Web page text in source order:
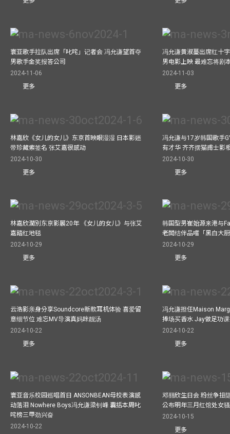
寰亚歌手拉队出席「叱咤」记者会 冯允谦望首夺
男歌手金奖报答公司
2024-11-06
更多
冯允谦黄淑蔓出席红十
男电影上映 最难忘将剧
2024-11-03
更多
林嘉欣《女儿的女儿》东京首映眼湿湿 日本影迷
带珍藏索签名 张艾嘉很感动
2024-10-30
更多
冯允谦与17岁韩国歌手
有才华 齐齐摆猫甫士影
2024-10-30
更多
林嘉欣濶別东京影展20年 《女儿的女儿》与张艾
嘉踏红地毯
2024-10-29
更多
韩国型男崔始源来港与
老闆结伴品嚐「黑白大
2024-10-29
更多
云浩影亲身分享Soundcore新款耳机体验 喜爱留
意细节位 难忘MV导演真妈咪靓汤
2024-10-22
更多
冯允谦担任Maison
捧场买香水 Jay做足功
2024-10-22
更多
寰亚音乐校园巡唱首日 ANSONBEAN母校表演感
动落泪 Nowhere Boys冯允谦梁钊峰 囊括本周叱
咤榜三甲劲兴奋
2024-10-22
邓丽欣生日会 粉丝争扭
公布明年三月红馆处女
2024-10-15
更多